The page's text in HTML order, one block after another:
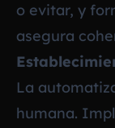
o evitar, y
asegura
La
humana.